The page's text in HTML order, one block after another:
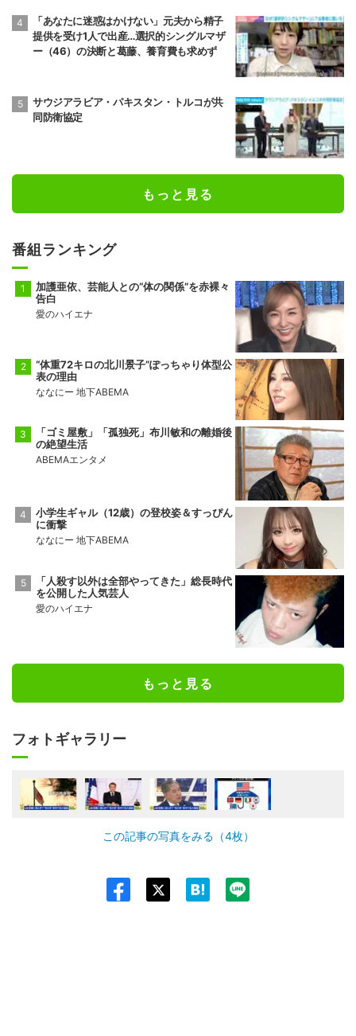
「あなたに迷惑はかけない」元夫から精子
提供を受け1人で出産…選択的シングルマザ
ー（46）の決断と葛藤、養育費も求めず
サウジアラビア・パキスタン・トルコが共
同防衛協定
もっと見る
番組ランキング
加護亜依、芸能人との“体の関係”を赤裸々
告白
愛のハイエナ
“体重72キロの北川景子”ぽっちゃり体型公
表の理由
ななにー 地下ABEMA
「ゴミ屋敷」「孤独死」布川敏和の離婚後
の絶望生活
ABEMAエンタメ
小学生ギャル（12歳）の登校姿＆すっぴん
に衝撃
ななにー 地下ABEMA
「人殺す以外は全部やってきた」総長時代
を公開した人気芸人
愛のハイエナ
もっと見る
フォトギャラリー
この記事の写真をみる（4枚）